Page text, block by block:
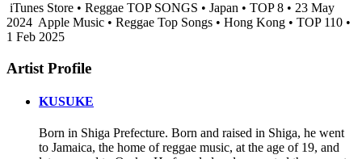
iTunes Store • Reggae TOP SONGS • Japan • TOP 8 • 23 May
2024 Apple Music • Reggae Top Songs • Hong Kong • TOP 110 •
1 Feb 2025
Artist Profile
KUSUKE
Born in Shiga Prefecture. Born and raised in Shiga, he went
to Jamaica, the home of reggae music, at the age of 19, and